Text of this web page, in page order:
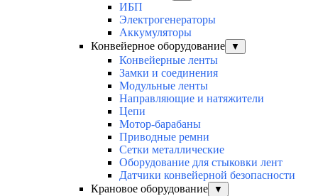
ИБП
Электрогенераторы
Аккумуляторы
Конвейерное оборудование
▼
Конвейерные ленты
Замки и соединения
Модульные ленты
Направляющие и натяжители
Цепи
Мотор-барабаны
Приводные ремни
Сетки металлические
Оборудование для стыковки лент
Датчики конвейерной безопасности
Крановое оборудование
▼